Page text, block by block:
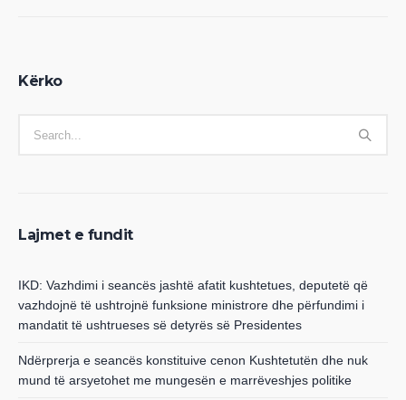
Kërko
Lajmet e fundit
IKD: Vazhdimi i seancës jashtë afatit kushtetues, deputetë që
vazhdojnë të ushtrojnë funksione ministrore dhe përfundimi i
mandatit të ushtrueses së detyrës së Presidentes
Ndërprerja e seancës konstituive cenon Kushtetutën dhe nuk
mund të arsyetohet me mungesën e marrëveshjes politike